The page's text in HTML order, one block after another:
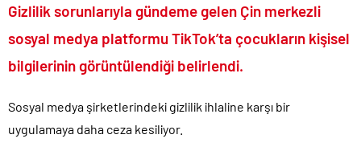
Bay Kemal gibi şimdiden “İktidar Olamazsam İstifa Ederim” gazları
vermeye başladı!.
ABD’de de 25 eyalet Trump yönetimine karşı dava açtı!.
Brent petrol çakıldı!.
görevden uzaklaştırıldı!.
İngilizler 12. adamları Özgür Özel’i hazırlama telâşına düştü!.
Gizlilik sorunlarıyla gündeme gelen Çin merkezli
sosyal medya platformu TikTok’ta çocukların kişisel
bilgilerinin görüntülendiği belirlendi.
Sosyal medya şirketlerindeki gizlilik ihlaline karşı bir
uygulamaya daha ceza kesiliyor.